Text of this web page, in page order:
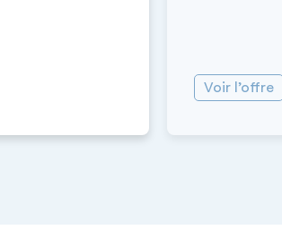
Voir l’offre